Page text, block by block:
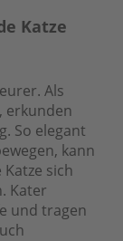
Katze
Als
erkunden
So elegant
kann
sich
Kater
und tragen